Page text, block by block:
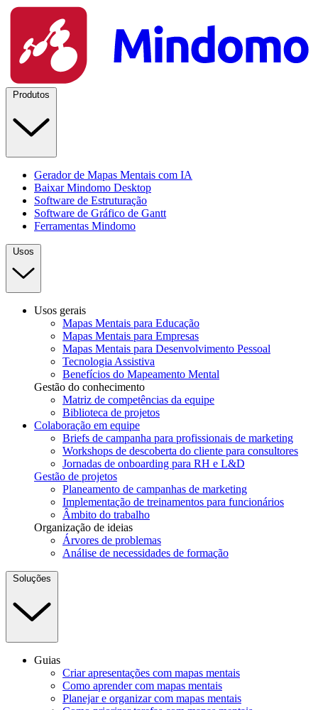
Produtos
Gerador de Mapas Mentais com IA
Baixar Mindomo Desktop
Software de Estruturação
Software de Gráfico de Gantt
Ferramentas Mindomo
Usos
Usos gerais
Mapas Mentais para Educação
Mapas Mentais para Empresas
Mapas Mentais para Desenvolvimento Pessoal
Tecnologia Assistiva
Benefícios do Mapeamento Mental
Gestão do conhecimento
Matriz de competências da equipe
Biblioteca de projetos
Colaboração em equipe
Briefs de campanha para profissionais de marketing
Workshops de descoberta do cliente para consultores
Jornadas de onboarding para RH e L&D
Gestão de projetos
Planeamento de campanhas de marketing
Implementação de treinamentos para funcionários
Âmbito do trabalho
Organização de ideias
Árvores de problemas
Análise de necessidades de formação
Soluções
Guias
Criar apresentações com mapas mentais
Como aprender com mapas mentais
Planejar e organizar com mapas mentais